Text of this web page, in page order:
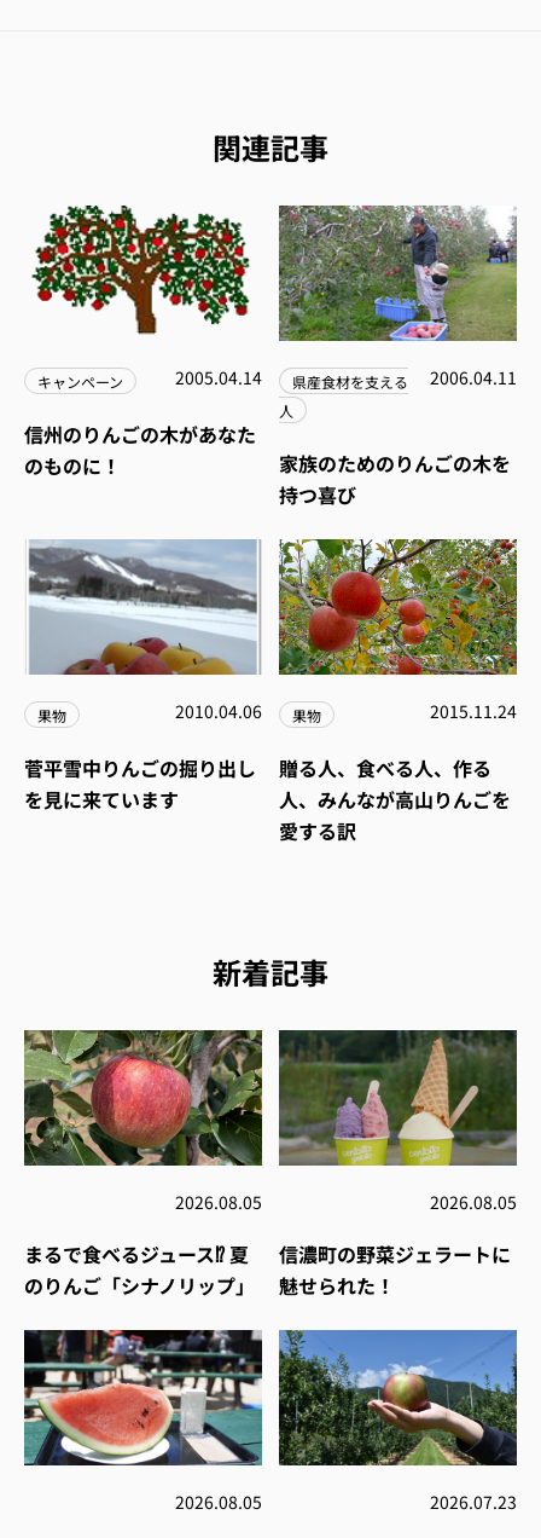
関連記事
キャンペーン 2005.04.14
信州のりんごの木があなた
のものに！
県産食材を支える
人
2006.04.11
家族のためのりんごの木を
持つ喜び
果物 2010.04.06
菅平雪中りんごの掘り出し
を見に来ています
果物 2015.11.24
贈る人、食べる人、作る
人、みんなが高山りんごを
愛する訳
新着記事
2026.08.05
まるで食べるジュース⁉︎ 夏
のりんご「シナノリップ」
2026.08.05
信濃町の野菜ジェラートに
魅せられた！
2026.08.05 2026.07.23